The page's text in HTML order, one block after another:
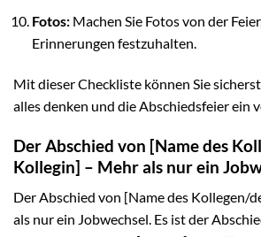
Fotos:Machen Sie Fotos von der
Erinnerungen festzuhalten.
Mit dieser Checkliste können Sie
alles denken und die Abschiedsfeier ein
Der Abschied von [Name des
Kollegin] – Mehr als nur ein
Der Abschied von [Name des Kollegen/
als nur ein Jobwechsel. Es ist der